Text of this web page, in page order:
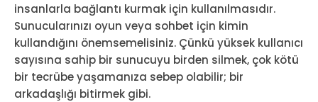
insanlarla bağlantı kurmak için kullanılmasıdır.
Sunucularınızı oyun veya sohbet için kimin
kullandığını önemsemelisiniz. Çünkü yüksek kullanıcı
sayısına sahip bir sunucuyu birden silmek, çok kötü
bir tecrübe yaşamanıza sebep olabilir; bir
arkadaşlığı bitirmek gibi.